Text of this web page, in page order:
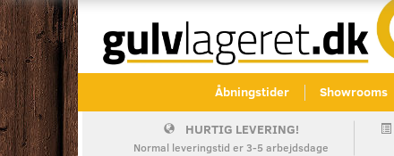
Åbningstider Showrooms
HURTIG LEVERING!
Normal leveringstid er 3-5 arbejdsdage